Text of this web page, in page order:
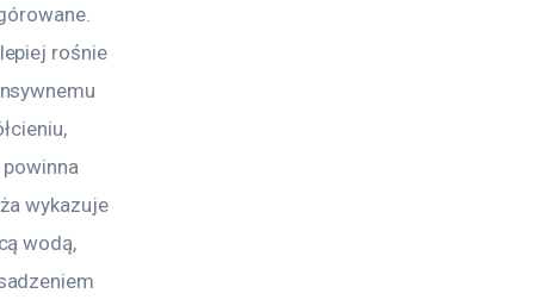
rośnie
wykazuje
wodą,